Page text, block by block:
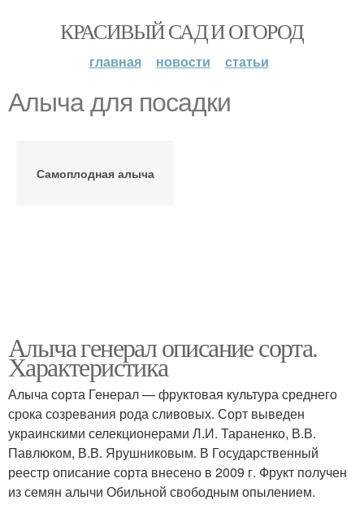
КРАСИВЫЙ САД И ОГОРОД
главная новости статьи
Алыча для посадки
Самоплодная алыча
Алыча генерал описание сорта.
Характеристика
Алыча сорта Генерал — фруктовая культура среднего
срока созревания рода сливовых. Сорт выведен
украинскими селекционерами Л.И. Тараненко, В.В.
Павлюком, В.В. Ярушниковым. В Государственный
реестр описание сорта внесено в 2009 г. Фрукт получен
из семян алычи Обильной свободным опылением.